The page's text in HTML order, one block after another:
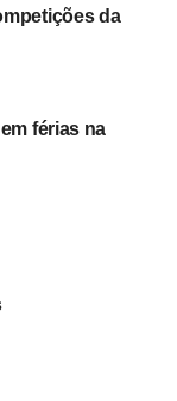
intervalo e não
que teve
as
O Uruguai
encontrou
participação
da
férias na